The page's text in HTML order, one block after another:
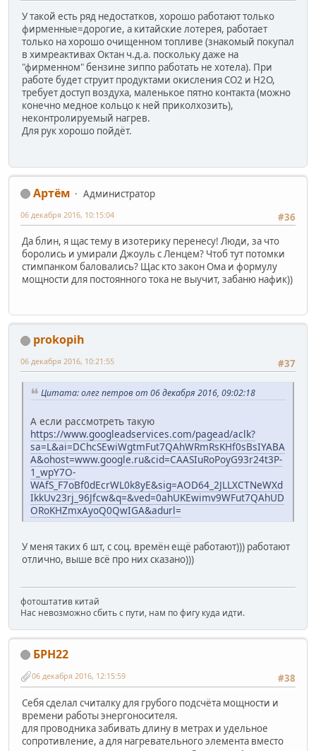
У такой есть ряд недостатков, хорошо работают только
фирменные=дорогие, а китайские лотерея, работает
только на хорошо очищенном топливе (знакомый покупал
в химреактивах Октан ч.д.а. поскольку даже на
"фирменном" бензине зиппо работать не хотела). При
работе будет струит продуктами окисления СО2 и Н2О,
требует доступ воздуха, маленькое пятно контакта (можно
конечно медное кольцо к ней приколхозить),
неконтролируемый нагрев.
Для рук хорошо пойдёт.
Артём
Администратор
#36
06 декабря 2016, 10:15:04
Да блин, я щас тему в изотерику перенесу! Люди, за что
боролись и умирали Джоуль с Ленцем? Чтоб тут потомки
стимпанком баловались? Щас кто закон Ома и формулу
мощности для постоянного тока не выучит, забаню нафик))
prokopih
#37
06 декабря 2016, 10:21:55
Цитата: олег петров от 06 декабря 2016, 09:02:18
А если рассмотреть такую
https://www.googleadservices.com/pagead/aclk?
sa=L&ai=DChcSEwiWgtmFut7QAhWRmRsKHf0sBsIYABA
A&ohost=www.google.ru&cid=CAASIuRoPoyG93r24t3P-
1_wpY7O-
WAfS_F7oBf0dEcrWL0k8yE&sig=AOD64_2JLLXCTNeWXd
IkkUv23rj_96Jfcw&q=&ved=0ahUKEwimv9WFut7QAhUD
ORoKHZmxAyoQ0QwIGA&adurl=
У меня таких 6 шт, с соц. времён ещё работают))) работают
отлично, выше всё про них сказано)))
фотоштатив китай
Нас невозможно сбить с пути, нам по фигу куда идти.
БРН22
#38
06 декабря 2016, 12:15:59
Себя сделал считалку для грубого подсчёта мощности и
времени работы энергоносителя.
для проводника забивать длину в метрах и удельное
сопротивление, а для нагревательного элемента вместо